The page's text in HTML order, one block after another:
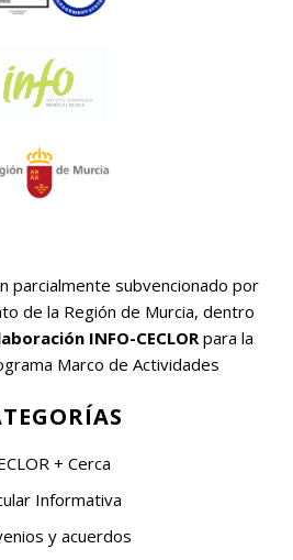
parcialmente subvencionado por
de la Región de Murcia, dentro
INFO-CECLOR para la
Marco de Actividades
+ Cerca
Informativa
y acuerdos